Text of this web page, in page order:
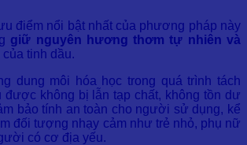
điểm nổi bật nhất của phương pháp này
giữ nguyên hương thơm tự nhiên và
của tinh dầu.
dung môi hóa học trong quá trình tách
được không bị lẫn tạp chất, không tồn dư
bảo tính an toàn cho người sử dụng, kể
đối tượng nhạy cảm như trẻ nhỏ, phụ nữ
có cơ địa yếu.